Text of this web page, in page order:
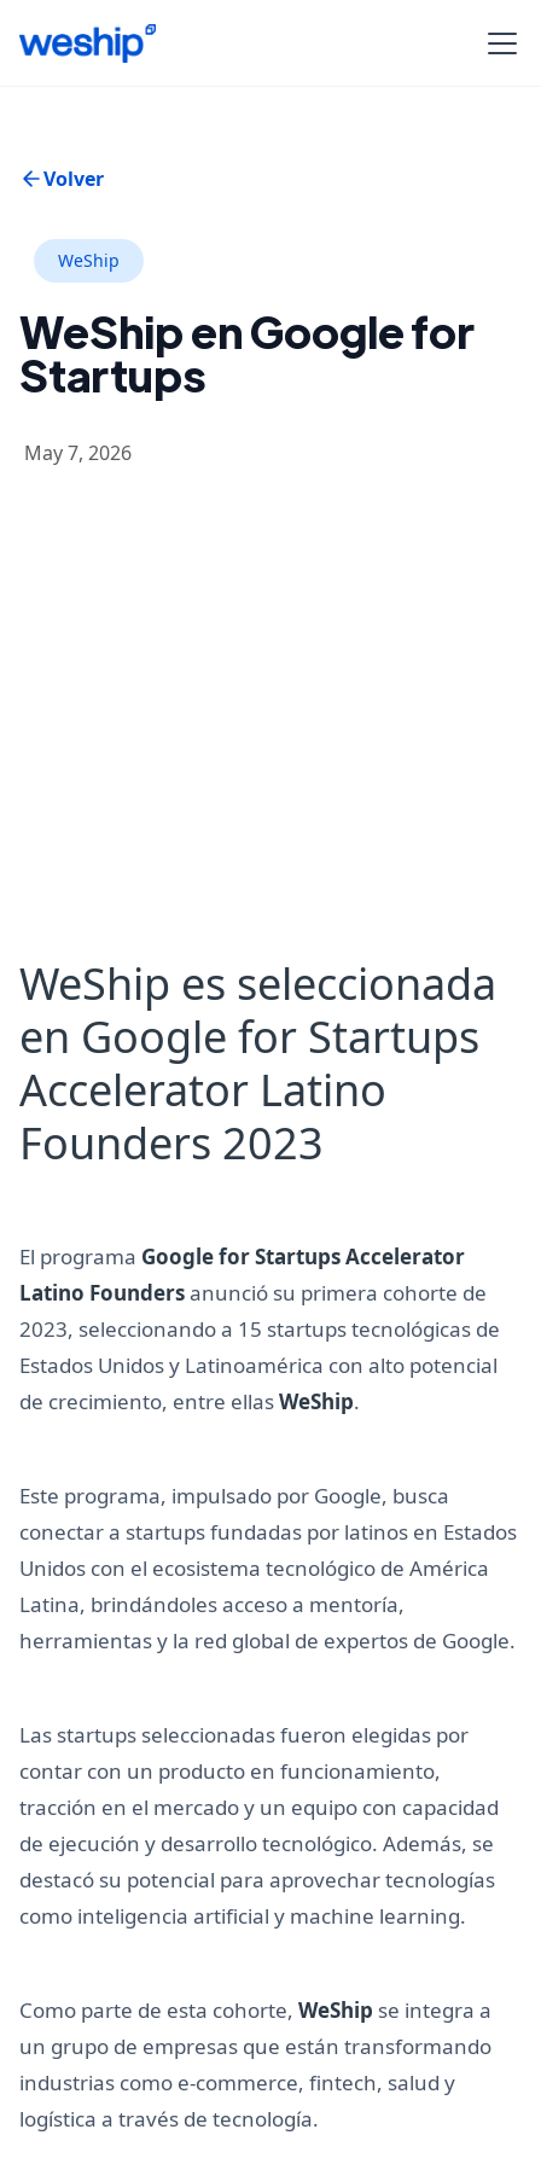
Volver
WeShip
WeShip en Google for
Startups
May 7, 2026
WeShip es seleccionada
en Google for Startups
Accelerator Latino
Founders 2023
El programa Google for Startups Accelerator
Latino Foundersanunció su primera cohorte de
2023, seleccionando a 15 startups tecnológicas de
Estados Unidos y Latinoamérica con alto potencial
de crecimiento, entre ellasWeShip.
Este programa, impulsado por Google, busca
conectar a startups fundadas por latinos en Estados
Unidos con el ecosistema tecnológico de América
Latina, brindándoles acceso a mentoría,
herramientas y la red global de expertos de Google.
Las startups seleccionadas fueron elegidas por
contar con un producto en funcionamiento,
tracción en el mercado y un equipo con capacidad
de ejecución y desarrollo tecnológico. Además, se
destacó su potencial para aprovechar tecnologías
como inteligencia artificial y machine learning.
Como parte de esta cohorte, WeShip se integra a
un grupo de empresas que están transformando
industrias como e-commerce, fintech, salud y
logística a través de tecnología.